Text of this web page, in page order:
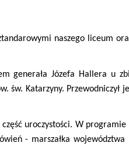
naszego liceum
generała Józefa Hallera u
św. Katarzyny. Przewodniczył
uroczystości. W
- marszałka